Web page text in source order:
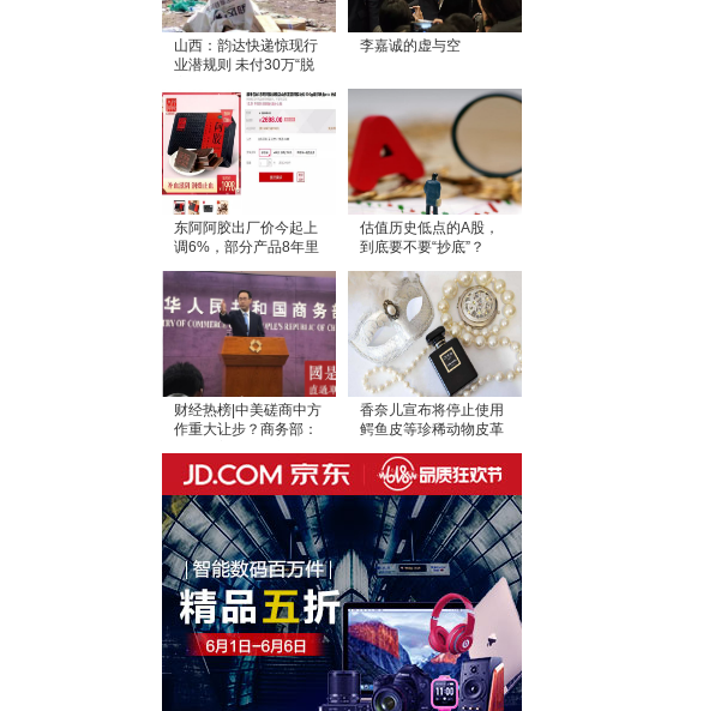
山西：韵达快递惊现行
业潜规则 未付30万“脱
李嘉诚的虚与空
东阿阿胶出厂价今起上
调6%，部分产品8年里
估值历史低点的A股，
到底要不要“抄底”？
财经热榜|中美磋商中方
作重大让步？商务部：
香奈儿宣布将停止使用
鳄鱼皮等珍稀动物皮革